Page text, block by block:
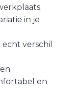
in je
verschil
en